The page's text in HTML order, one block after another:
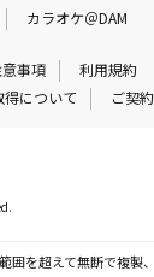
カラオケ＠DAM
事項
利用規約
得について ご契
を超えて無断で複製